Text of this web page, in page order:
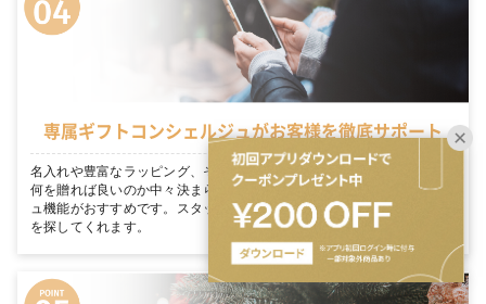
専属ギフトコンシェルジュがお客様を徹底サポート
名入れや豊富なラッピング、そのまま渡せる完璧な装飾を 大切な人に
何を贈れば良いのか中々決まらない… そんな方にはギフトコンシェルジ
ュ機能がおすすめです。スタッフがあなたのシーンにぴったりのギフト
を探してくれます。